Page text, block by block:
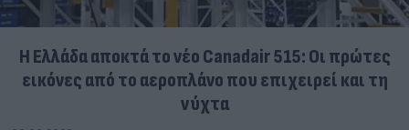
Η Ελλάδα αποκτά το νέο Canadair 515: Οι πρώτες
εικόνες από το αεροπλάνο που επιχειρεί και τη
νύχτα